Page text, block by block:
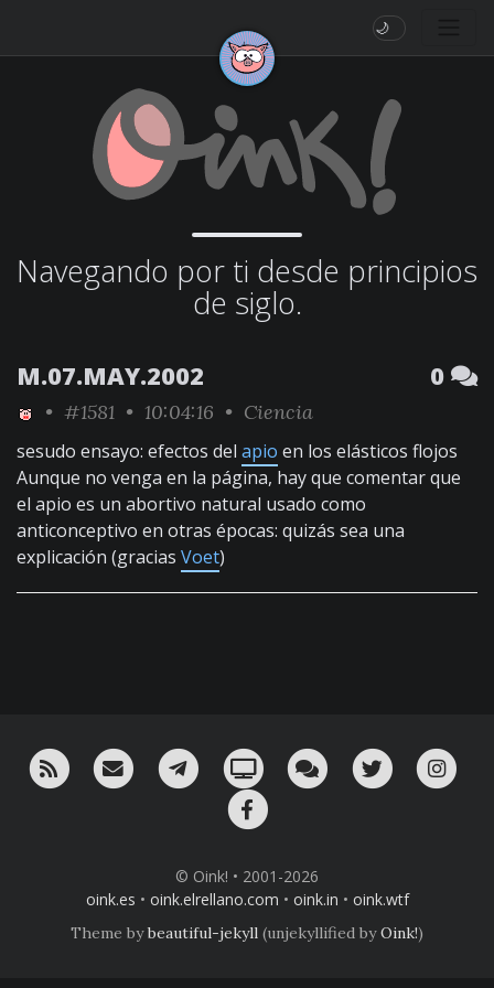
🌙
Navegando por ti desde principios
de siglo.
M.07.MAY.2002 0
• #1581 • 10:04:16 • Ciencia
sesudo ensayo: efectos del apio en los elásticos flojos
Aunque no venga en la página, hay que comentar que
el apio es un abortivo natural usado como
anticonceptivo en otras épocas: quizás sea una
explicación (gracias Voet)
RSS ¡Mándame un email!¡Nuestro canal en Telegram!
Oink! TV Charla con nosotros
Twitter
© Oink! • 2001-2026
oink.es • oink.elrellano.com • oink.in • oink.wtf
Theme bybeautiful-jekyll (unjekyllified byOink!)